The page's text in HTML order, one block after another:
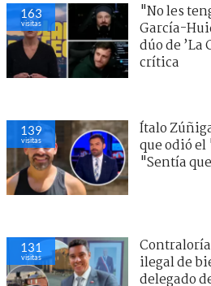
163
visitas
"No les
García-
dúo de
crítica
139
visitas
Ítalo
que odió
"Sentía
131
visitas
ilegal de
delegado